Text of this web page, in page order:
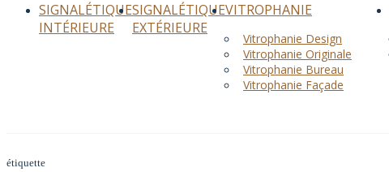
SIGNALÉTIQUE
INTÉRIEURE
SIGNALÉTIQUE
EXTÉRIEURE
VITROPHANIE
Vitrophanie Design
Vitrophanie Originale
Vitrophanie Bureau
Vitrophanie Façade
étiquette